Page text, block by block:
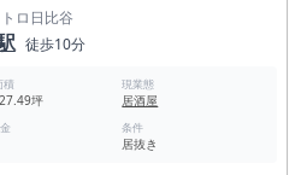
ロ日比谷
徒歩10分
積
坪
現業態
居酒屋
条件
居抜き